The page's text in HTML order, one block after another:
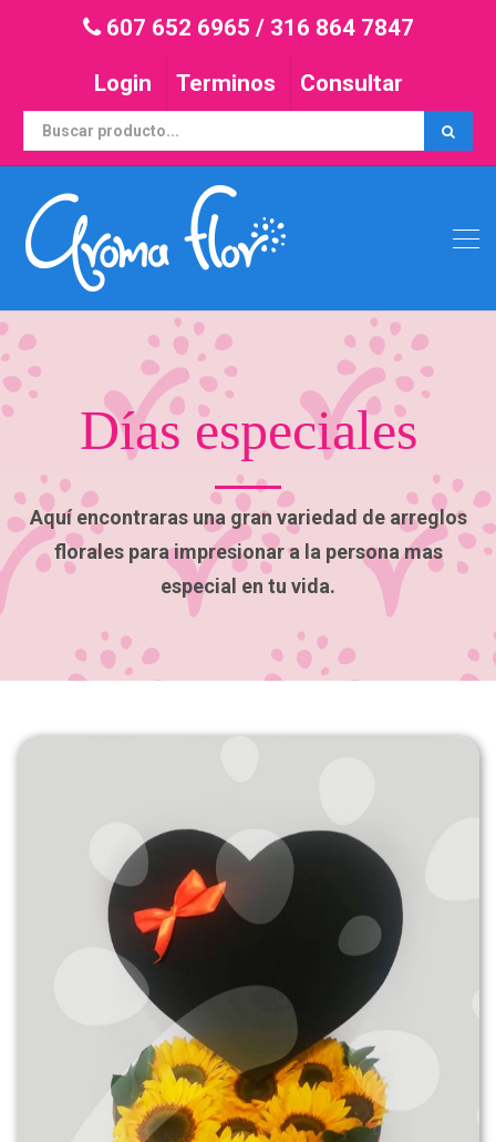
607 652 6965 / 316 864 7847
Login Terminos Consultar
Días especiales
Aquí encontraras una gran variedad de arreglos
florales para impresionar a la persona mas
especial en tu vida.